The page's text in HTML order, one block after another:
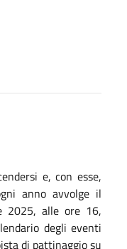
e, con esse,
anno avvolge il
2025, alle ore 16,
degli eventi
di pattinaggio su